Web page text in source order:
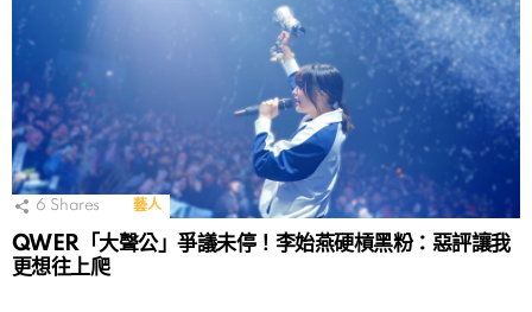
6 Shares 藝人
QWER「大聲公」爭議未停！李始燕硬槓黑粉：惡評讓我
更想往上爬